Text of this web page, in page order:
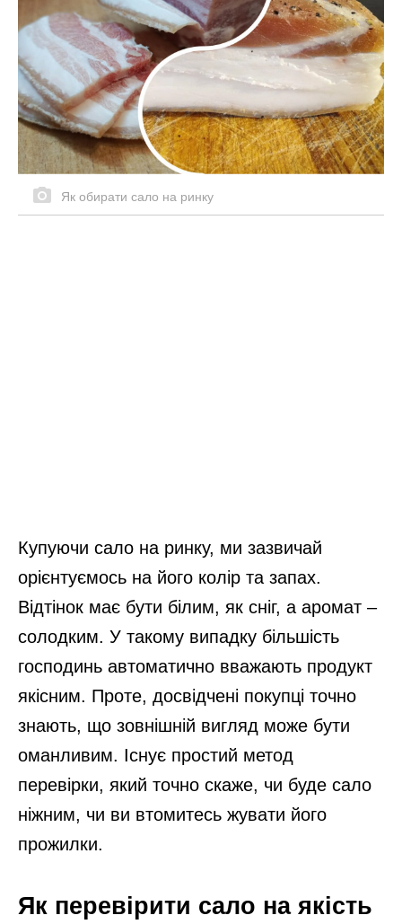
Як обирати сало на ринку
Купуючи сало на ринку, ми зазвичай
орієнтуємось на його колір та запах.
Відтінок має бути білим, як сніг, а аромат –
солодким. У такому випадку більшість
господинь автоматично вважають продукт
якісним. Проте, досвідчені покупці точно
знають, що зовнішній вигляд може бути
оманливим. Існує простий метод
перевірки, який точно скаже, чи буде сало
ніжним, чи ви втомитесь жувати його
прожилки.
Як перевірити сало на якість